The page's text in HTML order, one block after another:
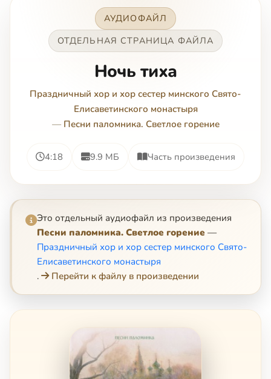
АУДИОФАЙЛ
ОТДЕЛЬНАЯ СТРАНИЦА ФАЙЛА
Ночь тиха
Праздничный хор и хор сестер минского Свято-
Елисаветинского монастыря
— Песни паломника. Светлое горение
4:18 9.9 МБ Часть произведения
Это отдельный аудиофайл из произведения
Песни паломника. Светлое горение —
Праздничный хор и хор сестер минского Свято-
Елисаветинского монастыря
.
Перейти к файлу в произведении